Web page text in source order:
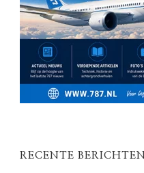
RECENTE BERICHTEN